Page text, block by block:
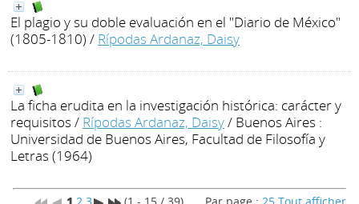
El plagio y su doble evaluación en el "Diario de México"
(1805-1810) / Rípodas Ardanaz, Daisy
La ficha erudita en la investigación histórica: carácter y
requisitos / Rípodas Ardanaz, Daisy/ Buenos Aires :
Universidad de Buenos Aires, Facultad de Filosofía y
Letras (1964)